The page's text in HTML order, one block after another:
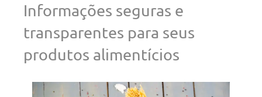
Informações seguras e
transparentes para seus
produtos alimentícios